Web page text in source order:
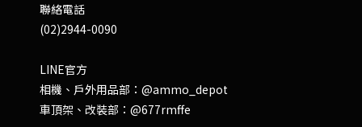
聯絡電話
(02)2944-0090
LINE官方
相機、戶外用品部：@ammo_depot
車頂架、改裝部：@677rmffe